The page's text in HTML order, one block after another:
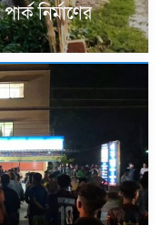
নির্মাণের